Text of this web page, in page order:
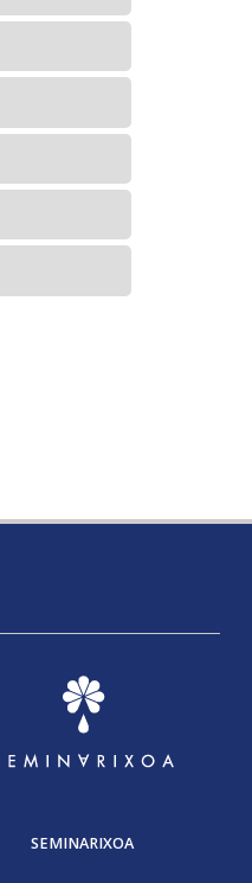
SEMINARIXOA